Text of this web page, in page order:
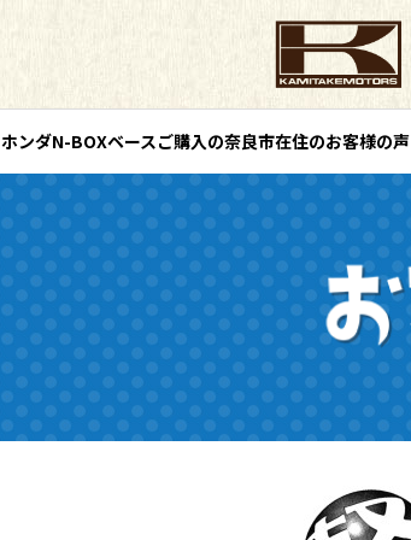
ホンダN-BOXベースご購入の奈良市在住のお客様の声